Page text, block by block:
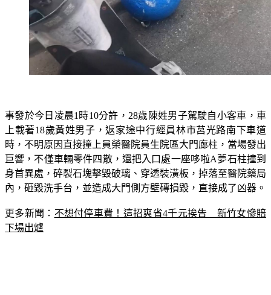
事發於今日凌晨1時10分許，28歲陳姓男子駕駛自小客車，車
上載著18歲黃姓男子，返家途中行經員林市莒光路南下車道
時，不明原因直接撞上員榮醫院員生院區大門廊柱，當場發出
巨響，不僅車輛零件四散，還把入口處一座哆啦A夢石柱撞到
身首異處，碎裂石塊擊毀破璃、穿透裝潢板，掉落至醫院藥局
內，砸毀洗手台，並造成大門側方壁磚損毀，直接成了凶器。
更多新聞： 不想付停車費！這招爽省4千元挨告　新竹女慘賠
下場出爐